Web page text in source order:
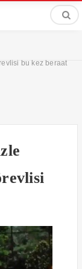
bu kez beraat